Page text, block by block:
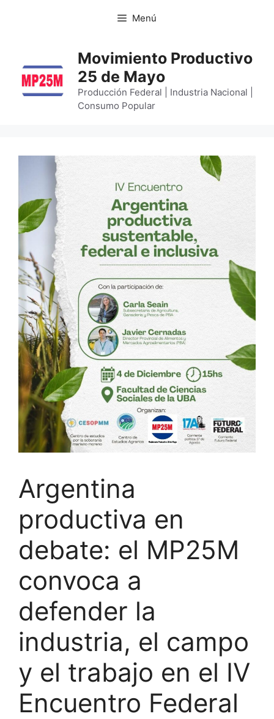
Menú
Movimiento Productivo
25 de Mayo
Producción Federal | Industria Nacional |
Consumo Popular
Argentina
productiva en
debate: el MP25M
convoca a
defender la
industria, el campo
y el trabajo en el IV
Encuentro Federal